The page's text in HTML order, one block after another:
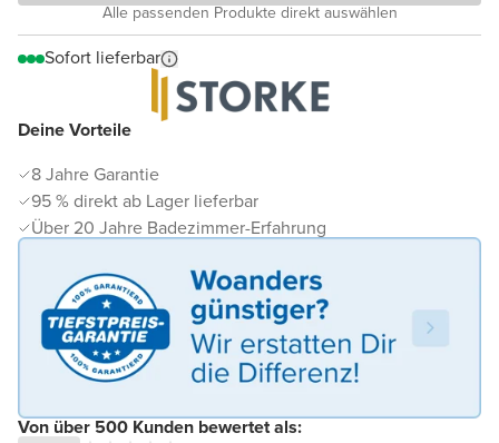
Deine Vorteile
8 Jahre Garantie
95 % direkt ab Lager lieferbar
Über 20 Jahre Badezimmer-Erfahrung
Von über 500 Kunden bewertet als:
Alle passenden Produkte direkt auswählen
Sofort lieferbar